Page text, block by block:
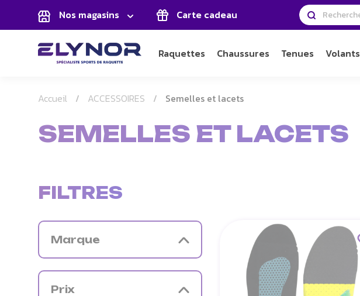
Panneau de gestion des cookies
Nos magasins Carte cadeau
Raquettes Chaussures Tenues Volants
Accueil ACCESSOIRES Semelles et lacets
SEMELLES ET LACETS
FILTRES
Marque
Prix